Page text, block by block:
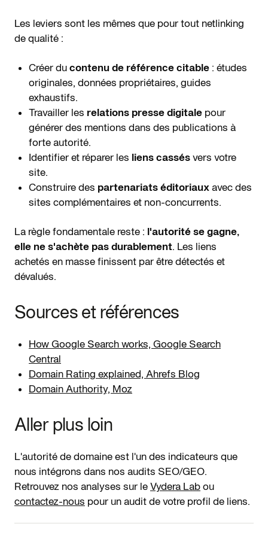
Les leviers sont les mêmes que pour tout netlinking
de qualité :
Créer du contenu de référence citable : études
originales, données propriétaires, guides
exhaustifs.
Travailler les relations presse digitale pour
générer des mentions dans des publications à
forte autorité.
Identifier et réparer les liens cassés vers votre
site.
Construire des partenariats éditoriaux avec des
sites complémentaires et non-concurrents.
La règle fondamentale reste : l'autorité se gagne,
elle ne s'achète pas durablement. Les liens
achetés en masse finissent par être détectés et
dévalués.
Sources et références
How Google Search works, Google Search
Central
Domain Rating explained, Ahrefs Blog
Domain Authority, Moz
Aller plus loin
L'autorité de domaine est l'un des indicateurs que
nous intégrons dans nos audits SEO/GEO.
Retrouvez nos analyses sur le Vydera Lab ou
contactez-nous pour un audit de votre profil de liens.